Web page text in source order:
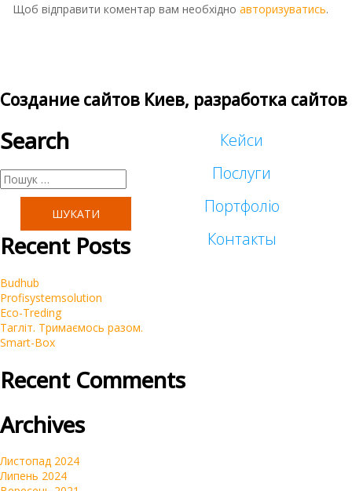
Щоб відправити коментар вам необхідно авторизуватись.
Создание сайтов Киев, разработка сайтов
Кейси
Послуги
Таргетована реклама
Портфоліо
Малий бізнес
Контакты
Search
Пошук:
Recent Posts
Budhub
Profisystemsolution
Eco-Treding
Тагліт. Тримаємось разом.
Smart-Box
Recent Comments
Archives
Листопад 2024
Липень 2024